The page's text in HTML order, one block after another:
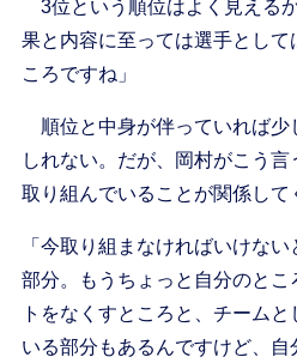
3位という順位はよく見える
果と内容に至っては選手として
ころですね」
順位と中身が伴っていれば少
しれない。だが、岡村がこう
取り組んでいることが関係して
「今取り組まなければいけな
部分。もうちょっと自分のとこ
トをなくすところと、チーム
いる部分もあるんですけど、